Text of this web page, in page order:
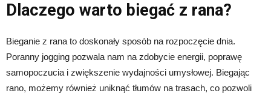
Dlaczego warto biegać z rana?
Bieganie z rana to doskonały sposób na rozpoczęcie dnia.
Poranny jogging pozwala nam na zdobycie energii, poprawę
samopoczucia i zwiększenie wydajności umysłowej. Biegając
rano, możemy również uniknąć tłumów na trasach, co pozwoli